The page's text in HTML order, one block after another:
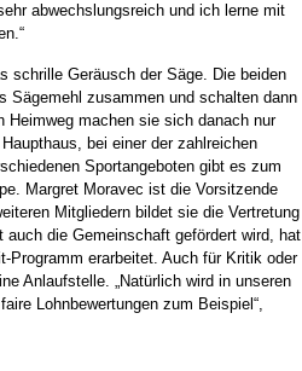
abwechslungsreich und ich lerne mit
schrille Geräusch der Säge. Die beiden
Sägemehl zusammen und schalten dann
machen sie sich danach nur
bei einer der zahlreichen
Sportangeboten gibt es zum
Margret Moravec ist die Vorsitzende
Mitgliedern bildet sie die Vertretung
die Gemeinschaft gefördert wird, hat
erarbeitet. Auch für Kritik oder
Anlaufstelle. „Natürlich wird in unseren
Lohnbewertungen zum Beispiel“,